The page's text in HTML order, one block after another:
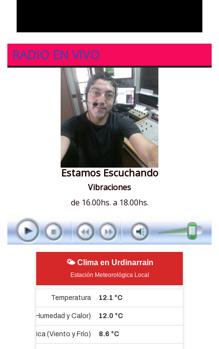
RADIO EN VIVO
Estamos Escuchando
Vibraciones
de 16.00hs. a 18.00hs.
🌤 Clima en Urdinarrain
Estación Meteorológica Local